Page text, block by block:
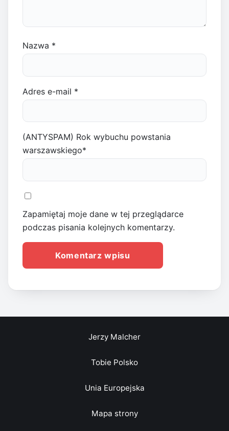
Nazwa *
Adres e-mail *
(ANTYSPAM) Rok wybuchu powstania
warszawskiego*
Zapamiętaj moje dane w tej przeglądarce
podczas pisania kolejnych komentarzy.
Jerzy Malcher
Tobie Polsko
Unia Europejska
Mapa strony